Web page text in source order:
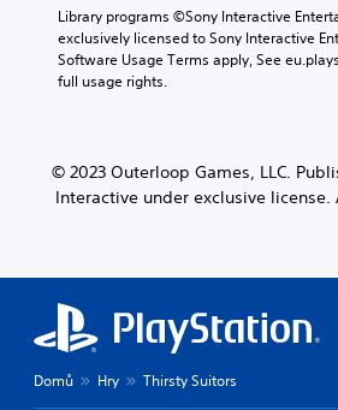
v
o
l
u
.
Library programs ©Sony Interactive
exclusively licensed to Sony Interactive
Software Usage Terms apply, See
full usage rights.
© 2023 Outerloop Games, LLC.
Interactive under exclusive
Domů Hry Thirsty Suitors